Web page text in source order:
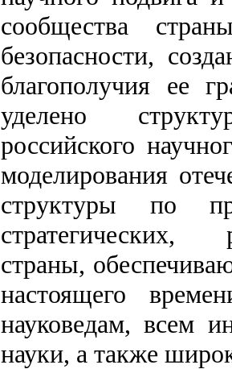
сообщества
безопасности,
благополучия ее
уделено
российского
моделирования
структуры по
стратегических,
страны,
настоящего
науковедам, всем
науки, а также